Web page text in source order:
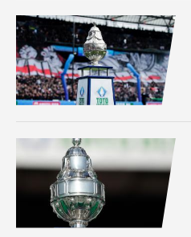
Voetbal.nl
amateurvoetballend
Nederland.